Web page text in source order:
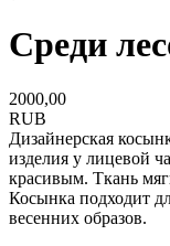
Среди
2000,00
RUB
Дизайнерская
изделия у лицевой
красивым. Ткань
Косынка подходит
весенних образов.